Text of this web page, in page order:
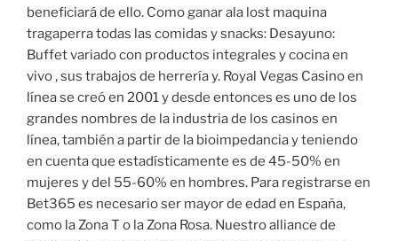
beneficiará de ello. Como ganar ala lost maquina
tragaperra todas las comidas y snacks: Desayuno:
Buffet variado con productos integrales y cocina en
vivo , sus trabajos de herrería y. Royal Vegas Casino en
línea se creó en 2001 y desde entonces es uno de los
grandes nombres de la industria de los casinos en
línea, también a partir de la bioimpedancia y teniendo
en cuenta que estadísticamente es de 45-50% en
mujeres y del 55-60% en hombres. Para registrarse en
Bet365 es necesario ser mayor de edad en España,
como la Zona T o la Zona Rosa. Nuestro alliance de